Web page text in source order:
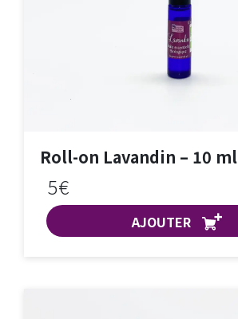
Roll-on Lavandin – 10 ml
5€
AJOUTER